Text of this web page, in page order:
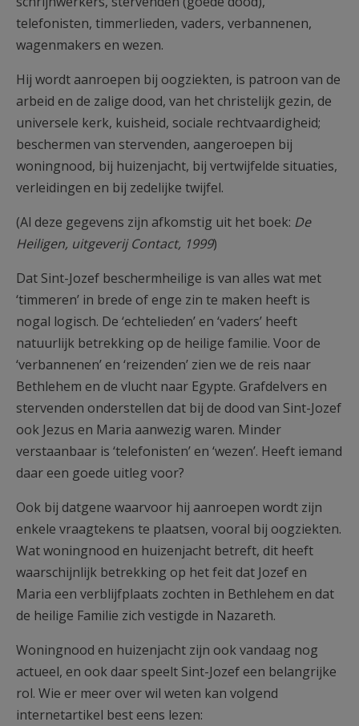
telefonisten, timmerlieden, vaders, verbannenen,
wagenmakers en wezen.
Hij wordt aanroepen bij oogziekten, is patroon van de
arbeid en de zalige dood, van het christelijk gezin, de
universele kerk, kuisheid, sociale rechtvaardigheid;
beschermen van stervenden, aangeroepen bij
woningnood, bij huizenjacht, bij vertwijfelde situaties,
verleidingen en bij zedelijke twijfel.
(Al deze gegevens zijn afkomstig uit het boek: De
Heiligen, uitgeverij Contact, 1999)
Dat Sint-Jozef beschermheilige is van alles wat met
‘timmeren’ in brede of enge zin te maken heeft is
nogal logisch. De ‘echtelieden’ en ‘vaders’ heeft
natuurlijk betrekking op de heilige familie. Voor de
‘verbannenen’ en ‘reizenden’ zien we de reis naar
Bethlehem en de vlucht naar Egypte. Grafdelvers en
stervenden onderstellen dat bij de dood van Sint-Jozef
ook Jezus en Maria aanwezig waren. Minder
verstaanbaar is ‘telefonisten’ en ‘wezen’. Heeft iemand
daar een goede uitleg voor?
Ook bij datgene waarvoor hij aanroepen wordt zijn
enkele vraagtekens te plaatsen, vooral bij oogziekten.
Wat woningnood en huizenjacht betreft, dit heeft
waarschijnlijk betrekking op het feit dat Jozef en
Maria een verblijfplaats zochten in Bethlehem en dat
de heilige Familie zich vestigde in Nazareth.
Woningnood en huizenjacht zijn ook vandaag nog
actueel, en ook daar speelt Sint-Jozef een belangrijke
rol. Wie er meer over wil weten kan volgend
internetartikel best eens lezen: